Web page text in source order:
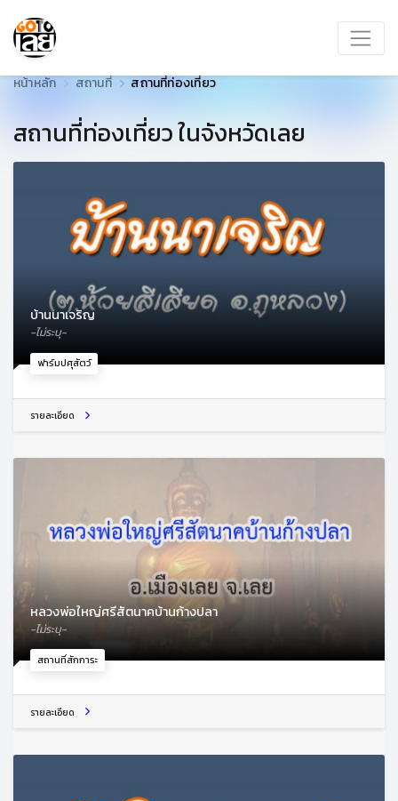
หน้าหลัก สถานที่ สถานที่ท่องเที่ยว
สถานที่ท่องเที่ยว ในจังหวัดเลย
ฟาร์มปศุสัตว์
บ้านนาเจริญ
-ไม่ระบุ-
รายละเอียด
สถานที่สักการะ
หลวงพ่อใหญ่ศรีสัตนาคบ้านก้างปลา
-ไม่ระบุ-
รายละเอียด